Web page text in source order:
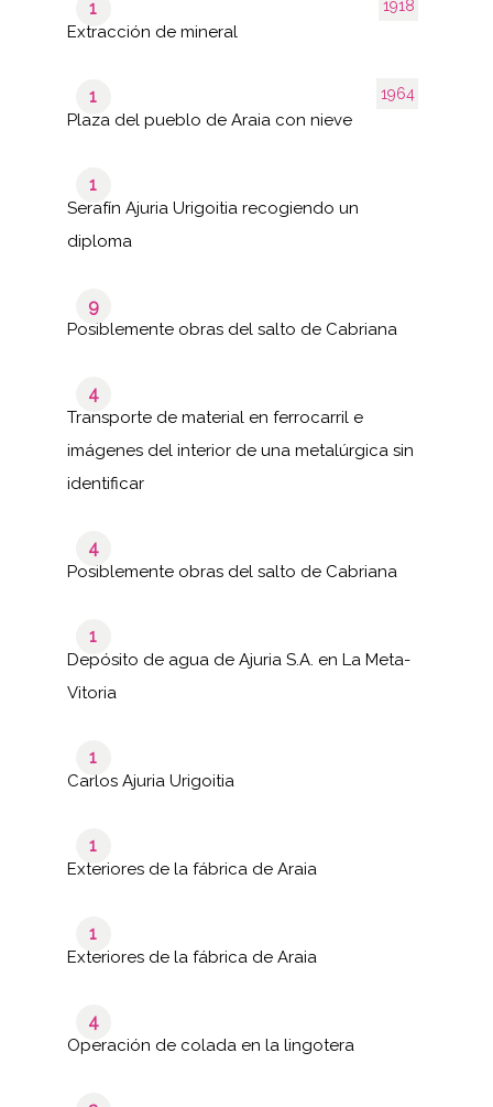
1918
1
Extracción de mineral
1964
1
Plaza del pueblo de Araia con nieve
1
Serafín Ajuria Urigoitia recogiendo un
diploma
9
Posiblemente obras del salto de Cabriana
4
Transporte de material en ferrocarril e
imágenes del interior de una metalúrgica sin
identificar
4
Posiblemente obras del salto de Cabriana
1
Depósito de agua de Ajuria S.A. en La Meta-
Vitoria
1
Carlos Ajuria Urigoitia
1
Exteriores de la fábrica de Araia
1
Exteriores de la fábrica de Araia
4
Operación de colada en la lingotera